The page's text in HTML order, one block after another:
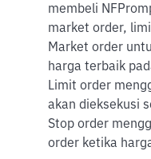
membeli
market order,
Market order
harga terbaik
Limit order
akan dieksekusi
Stop order
order ketika